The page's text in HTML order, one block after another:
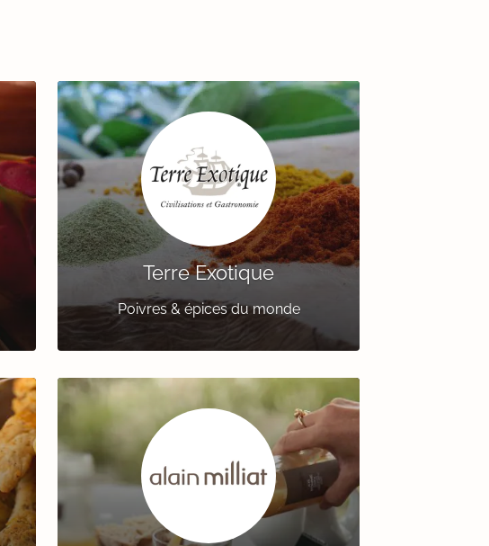
Terre Exotique
Poivres & épices du monde